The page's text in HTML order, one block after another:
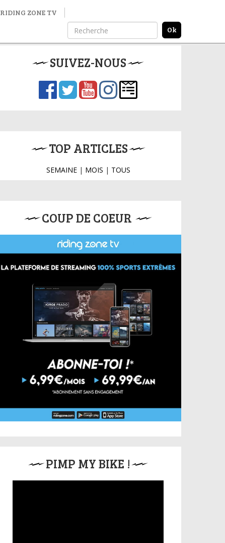
RIDING ZONE TV
SUIVEZ-NOUS
TOP ARTICLES
SEMAINE| MOIS | TOUS
COUP DE COEUR
PIMP MY BIKE !